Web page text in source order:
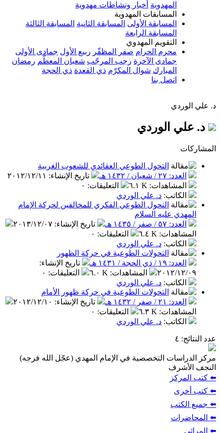
المهدوية أخبار ونشاطات مهدوية
المسابقات المهدوية
المسابقة الأولى المسابقة الثانية المسابقة الثالثة
المسابقة الرابعة
التقويم المهدوي
محرم الحرام صفر المظفّر ربيع الأول جمادى الأولى
جمادى الآخرة رجب المرجّب شعبان المعظّم رمضان
المبارك شوال المكرّم ذي القعدة ذي الحجة
اتصل بنا
د. علي الوردي
د. علي الوردي
المشاركات
التحول الطوعي العقائدي للشعوب الغربية
العدد: ٢٧ / شعبان / ١٤٣٢ هـ
تاريخ الإنشاء: ٢٠١٢/١٢/١١
المشاهدات: ٦.١ K التعليقات: ٠
الكاتب: د. علي الوردي
التحول الطوعي الفكري للمخالفين لحركة الإمام
المهدي عليه السلام
العدد: ٥٧ / صفر / ١٤٣٥ هـ
تاريخ الإنشاء: ٢٠١٣/١٢/٠٧
المشاهدات: ٦.٤ K التعليقات: ٠
الكاتب: د. علي الوردي
التحولات الطوعية في حركة الظهور
العدد: ١٩ / ذي الحجة / ١٤٣١ هـ
تاريخ الإنشاء:
٢٠١٢/١٢/٠٩
المشاهدات: ٦.٠ K التعليقات: ٠
الكاتب: د. علي الوردي
التحولات الطوعية في حركة ظهور الأمام
العدد: ٢١ / صفر / ١٤٣٢ هـ
تاريخ الإنشاء: ٢٠١٢/١٢/١٠
المشاهدات: ٦.٣ K التعليقات: ٠
الكاتب: د. علي الوردي
عدد النتائج: ٤
مركز الدراسات التخصصية في الإمام المهدي (عجّل الله فرجه)
النجف الأشرف
⬅️ كتب المركز
⬅️ كتب أخرى
⬅️ جميع الكتب
⬅️ المحاضرات
⬅️ المراثي